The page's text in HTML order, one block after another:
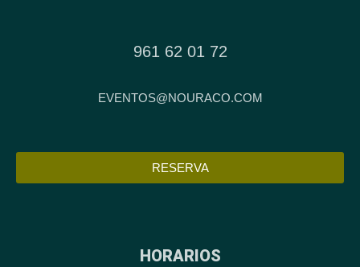
961 62 01 72
EVENTOS@NOURACO.COM
RESERVA
HORARIOS